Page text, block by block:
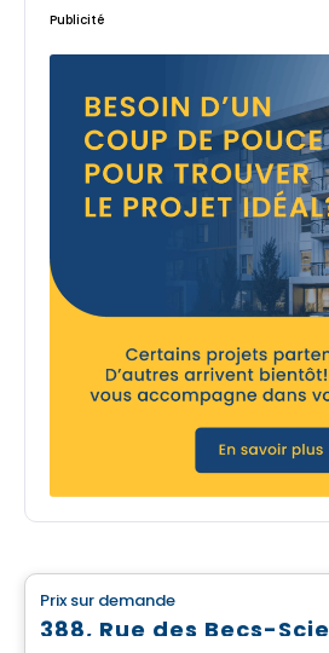
Publicité
Prix sur demande
388, Rue des Becs-Scie